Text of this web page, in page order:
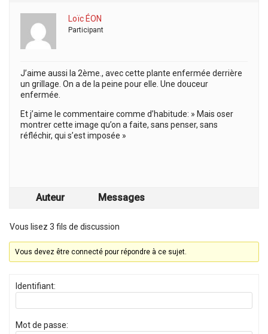
Loïc ÉON
Participant
J’aime aussi la 2ème., avec cette plante enfermée derrière
un grillage. On a de la peine pour elle. Une douceur
enfermée.
Et j’aime le commentaire comme d’habitude: » Mais oser
montrer cette image qu’on a faite, sans penser, sans
réfléchir, qui s’est imposée »
Auteur Messages
Vous lisez 3 fils de discussion
Vous devez être connecté pour répondre à ce sujet.
Identifiant:
Mot de passe: